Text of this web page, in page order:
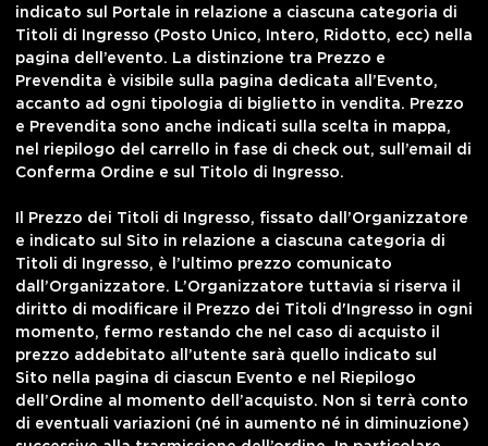
indicato sul Portale in relazione a ciascuna categoria di
Titoli di Ingresso (Posto Unico, Intero, Ridotto, ecc) nella
pagina dell’evento. La distinzione tra Prezzo e
Prevendita è visibile sulla pagina dedicata all’Evento,
accanto ad ogni tipologia di biglietto in vendita. Prezzo
e Prevendita sono anche indicati sulla scelta in mappa,
nel riepilogo del carrello in fase di check out, sull’email di
Conferma Ordine e sul Titolo di Ingresso.
Il Prezzo dei Titoli di Ingresso, fissato dall’Organizzatore
e indicato sul Sito in relazione a ciascuna categoria di
Titoli di Ingresso, è l’ultimo prezzo comunicato
dall’Organizzatore. L’Organizzatore tuttavia si riserva il
diritto di modificare il Prezzo dei Titoli d'Ingresso in ogni
momento, fermo restando che nel caso di acquisto il
prezzo addebitato all’utente sarà quello indicato sul
Sito nella pagina di ciascun Evento e nel Riepilogo
dell’Ordine al momento dell’acquisto. Non si terrà conto
di eventuali variazioni (né in aumento né in diminuzione)